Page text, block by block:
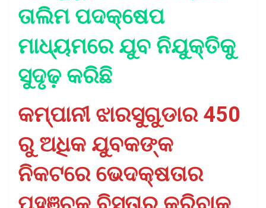
ତାଲିମ ପଦକ୍ଷେପ
ମାଧ୍ୟମରେ ଯୁବ ନିଯୁକ୍ତିକୁ
ସୁଦୃଢ଼ ​​କରିଛି
କମ୍ପାନୀ ଝାରସୁଗୁଡାର 450
ରୁ ଅଧିକ ଯୁବକଙ୍କ
ନିକଟରେ ଭେଦକ୍ଷତାର